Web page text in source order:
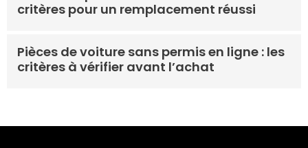
critères pour un remplacement réussi
Pièces de voiture sans permis en ligne : les
critères à vérifier avant l’achat